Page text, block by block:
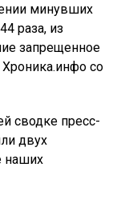
минувших
раза, из
запрещенное
со
сводке пресс-
двух
наших